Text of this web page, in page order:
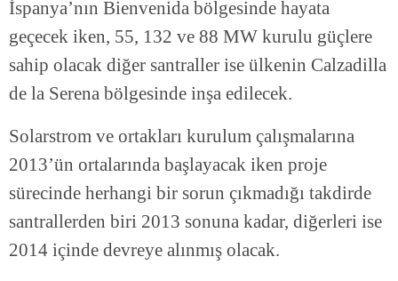
İspanya’nın Bienvenida bölgesinde hayata
geçecek iken, 55, 132 ve 88 MW kurulu güçlere
sahip olacak diğer santraller ise ülkenin Calzadilla
de la Serena bölgesinde inşa edilecek.
Solarstrom ve ortakları kurulum çalışmalarına
2013’ün ortalarında başlayacak iken proje
sürecinde herhangi bir sorun çıkmadığı takdirde
santrallerden biri 2013 sonuna kadar, diğerleri ise
2014 içinde devreye alınmış olacak.